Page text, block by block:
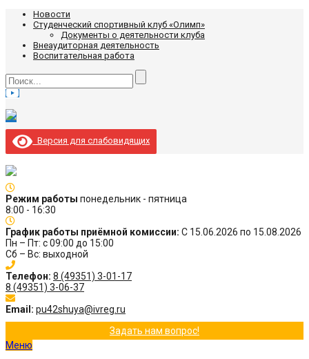
Новости
Студенческий спортивный клуб «Олимп»
Документы о деятельности клуба
Внеаудиторная деятельность
Воспитательная работа
Версия для слабовидящих
Режим работы понедельник - пятница
8:00 - 16:30
График работы приёмной комиссии: С 15.06.2026 по 15.08.2026
Пн – Пт: с 09:00 до 15:00
Сб – Вс: выходной
Телефон: 8 (49351) 3-01-17
8 (49351) 3-06-37
Email: pu42shuya@ivreg.ru
Задать нам вопрос!
Меню